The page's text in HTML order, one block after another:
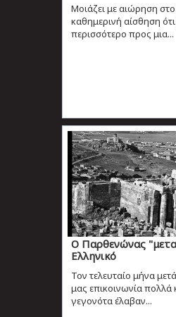
Μοιάζει με αιώρηση
καθημερινή αίσθηση
περισσότερο προς μια...
Ο Παρθενώνας
Ελληνικό
Τον τελευταίο μήνα
μας επικοινωνία
γεγονότα έλαβαν...